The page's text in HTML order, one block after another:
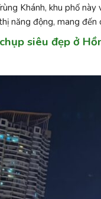
Khánh, khu phố
năng động, mang
siêu đẹp ở